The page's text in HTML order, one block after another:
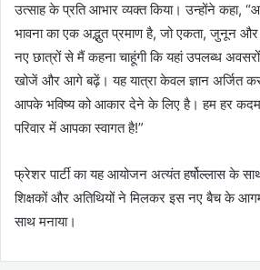
उत्साह के प्रति आभार व्यक्त किया। उन्होंने कहा,
भावना का एक अद्भुत प्रमाण है, जो एकता, जुनून और
नए छात्रों से मैं कहना चाहूंगी कि यहां उपलब्ध
खोजें और आगे बढ़ें। यह यात्रा केवल ज्ञान अर्जित
आपके भविष्य को आकार देने के लिए है। हम हर
परिवार में आपका स्वागत है!”
फ्रेशर पार्टी का यह आयोजन अत्यंत हर्षोल्लास के
शिक्षकों और अतिथियों ने मिलकर इस नए बैच के
साथ मनाया।